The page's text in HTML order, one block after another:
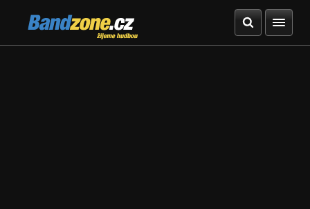
Bandzone.cz
žijeme hudbou